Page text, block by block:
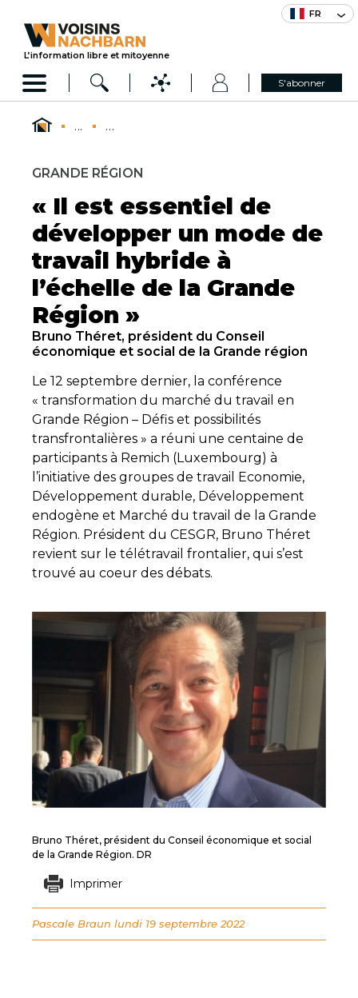
FR
L’information libre et mitoyenne
S'abonner
... ...
GRANDE RÉGION
« Il est essentiel de
développer un mode de
travail hybride à
l’échelle de la Grande
Région »
Bruno Théret, président du Conseil
économique et social de la Grande région
Le 12 septembre dernier, la conférence
« transformation du marché du travail en
Grande Région – Défis et possibilités
transfrontalières » a réuni une centaine de
participants à Remich (Luxembourg) à
l’initiative des groupes de travail Economie,
Développement durable, Développement
endogène et Marché du travail de la Grande
Région. Président du CESGR, Bruno Théret
revient sur le télétravail frontalier, qui s’est
trouvé au coeur des débats.
Bruno Théret, président du Conseil économique et social
de la Grande Région. DR
Imprimer
Pascale Braun lundi 19 septembre 2022